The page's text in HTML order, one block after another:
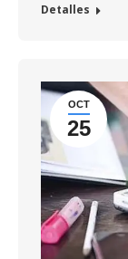
Detalles
OCT
25